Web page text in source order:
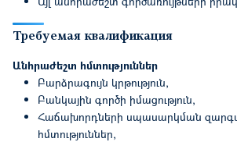
Требуемая квалификация
Անհրաժեշտ հմտություններ
Բարձրագույն կրթություն,
Բանկային գործի իմացություն,
Հաճախորդների սպասարկման
հմտություններ,